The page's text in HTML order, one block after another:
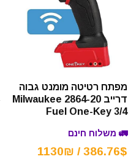
מפתח רטיטה מומנט גבוה
דרייב Milwaukee 2864-20
Fuel One-Key 3/4
🚛 משלוח חינם
386.76$ / 1130₪